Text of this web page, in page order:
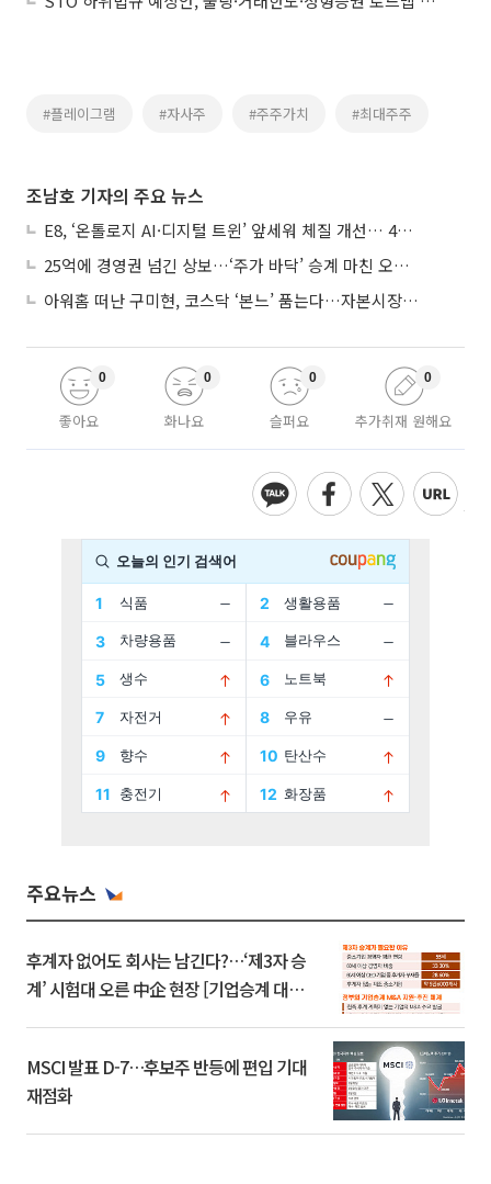
#플레이그램 #자사주 #주주가치 #최대주주
조남호 기자의 주요 뉴스
E8, ‘온톨로지 AI·디지털 트윈’ 앞세워 체질 개선… 4분기 흑자전환 총력
25억에 경영권 넘긴 상보…‘주가 바닥’ 승계 마친 오너 2세, 주가 부양 나설까
아워홈 떠난 구미현, 코스닥 ‘본느’ 품는다…자본시장 전면 등판
좋아요
0
화나요
0
슬퍼요
0
추가취재 원해요
0
주요뉴스
후계자 없어도 회사는 남긴다?…‘제3자 승
계’ 시험대 오른 中企 현장 [기업승계 대전
MSCI 발표 D-7…후보주 반등에 편입 기대
재점화